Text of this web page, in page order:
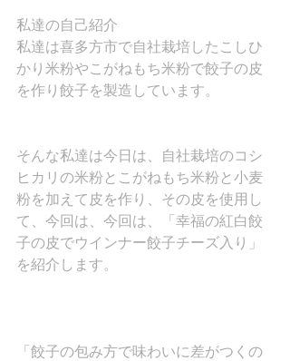
私達の自己紹介
私達は喜多方市で自社栽培したこしひ
かり米粉やこがねもち米粉で餃子の皮
を作り餃子を製造しています。
そんな私達は今日は、自社栽培のコシ
ヒカリの米粉とこがねもち米粉と小麦
粉を加えて皮を作り、その皮を使用し
て、今回は、今回は、「幸福の紅白餃
子の皮でウインナー餃子チーズ入り」
を紹介します。
「餃子の包み方で味わいに差がつくの